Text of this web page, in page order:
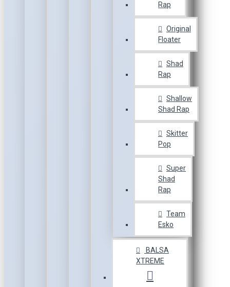
Rap
Original
Floater
Shad
Rap
Shallow
Shad Rap
Skitter
Pop
Super
Shad
Rap
Team
Esko
BALSA
XTREME